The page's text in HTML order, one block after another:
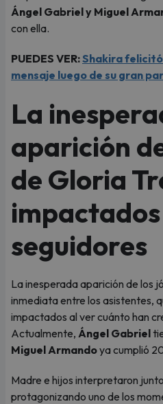
Ángel Gabriel y Miguel
con ella.
PUEDES VER:Shakira felicitó
mensaje luego de su gran
La
aparición
de Gloria
impactados
seguidores
La inesperada aparición de los
inmediata entre los asistentes,
impactados al ver cuánto han
Actualmente, Ángel Gabriel
Miguel Armandoya cumplió
Madre e hijos interpretaron
protagonizando uno de los